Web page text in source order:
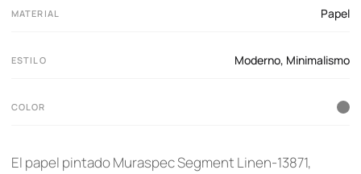
MATERIAL Papel
ESTILO Moderno, Minimalismo
COLOR
El papel pintado Muraspec Segment Linen-13871,